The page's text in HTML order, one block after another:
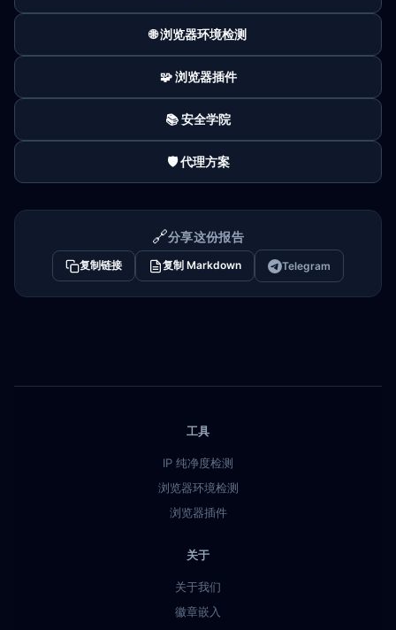
🌐 浏览器环境检测
🧩 浏览器插件
📚 安全学院
🛡️ 代理方案
🔗分享这份报告
复制链接 复制 Markdown Telegram
工具
IP 纯净度检测
浏览器环境检测
浏览器插件
关于
关于我们
徽章嵌入